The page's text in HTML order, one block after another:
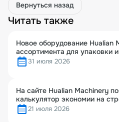
Вернуться назад
Читать также
Новое оборудование Hualian
ассортимента для упаковки
31 июля 2026
На сайте Hualian Machinery
калькулятор экономии на
21 июля 2026